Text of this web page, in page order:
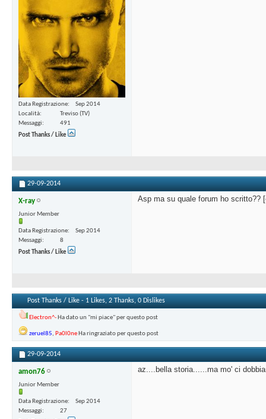
Data Registrazione
Sep 2014
Località
Treviso (TV)
Messaggi
491
Post Thanks / Like
29-09-2014
X-ray
Junior Member
Data Registrazione
Sep 2014
Messaggi
8
Post Thanks / Like
Asp ma su quale forum ho scritto??
Post Thanks / Like - 1 Likes, 2 Thanks, 0 Dislikes
Electron^-Ha dato un "mi piace" per questo post
zeruel85, Pa0l0neHa ringraziato per questo post
29-09-2014
amon76
Junior Member
Data Registrazione
Sep 2014
Messaggi
27
az....bella storia......ma mo' ci